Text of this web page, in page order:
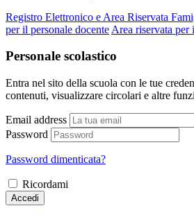
Registro Elettronico e Area Riservata
per il personale docente Area riservata per
Personale scolastico
Entra nel sito della scuola con le tue
contenuti, visualizzare circolari e altre
Email address
Password
Password dimenticata?
Ricordami
Accedi